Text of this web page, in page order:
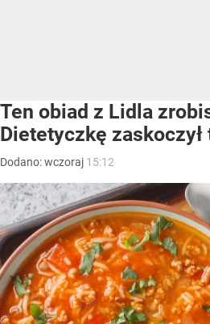
Ten obiad z Lidla
Dietetyczkę zaskoczył
Dodano:wczoraj 15:12